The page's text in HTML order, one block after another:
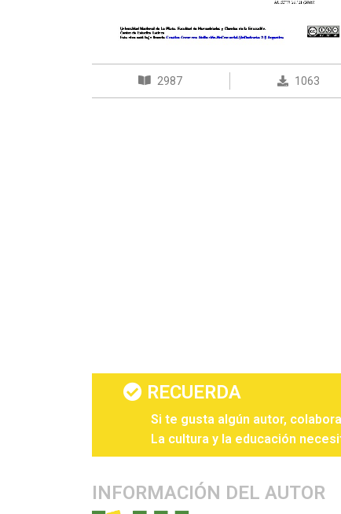
2987 1063
RECUERDA
Si te gusta algún autor,
La cultura y la educación
INFORMACIÓN DEL AUTOR